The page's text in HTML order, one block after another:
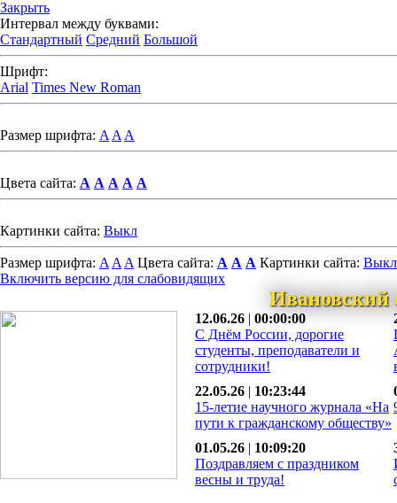
Закрыть
Интервал между буквами:
Стандартный Средний Большой
Шрифт:
Arial Times New Roman
Размер шрифта: A A A
Цвета сайта: A A A A A
Картинки сайта: Выкл
Размер шрифта: A A A Цвета сайта: A A A Картинки сайта: Выкл
Включить версию для слабовидящих
12.06.26 | 00:00:00
С Днём России, дорогие
студенты, преподаватели и
сотрудники!
22.05.26 | 10:23:44
15-летие научного журнала «На
пути к гражданскому обществу»
01.05.26 | 10:09:20
Поздравляем с праздником
весны и труда!